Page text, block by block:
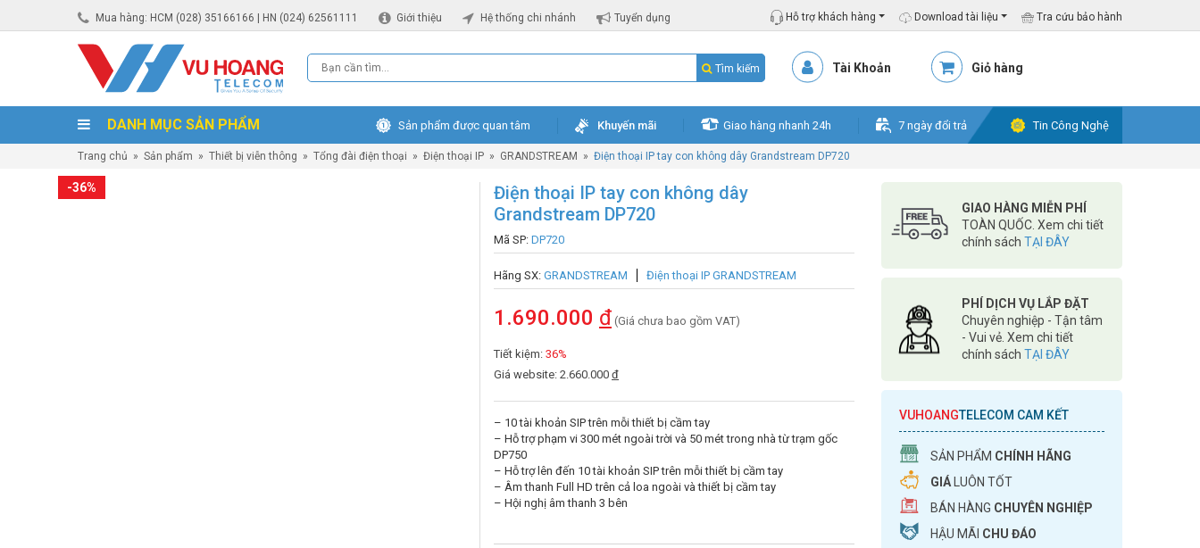
Mua hàng: HCM (028) 35166166 | HN (024) 62561111 Giới thiệu Hệ thống chi nhánh Tuyển dụng Hỗ trợ khách hàng Download tài liệu Tra cứu bảo hành
Tìm kiếm Tài Khoản Giỏ hàng
DANH MỤC SẢN PHẨM Sản phẩm được quan tâm Khuyến mãi Giao hàng nhanh 24h 7 ngày đổi trả Tin Công Nghệ
Trang chủ » Sản phẩm » Thiết bị viễn thông » Tổng đài điện thoại » Điện thoại IP » GRANDSTREAM » Điện thoại IP tay con không dây Grandstream DP720
-36%
Điện thoại IP tay con không dây
Grandstream DP720
Mã SP: DP720
Hãng SX: GRANDSTREAM Điện thoại IP GRANDSTREAM
1.690.000 đ (Giá chưa bao gồm VAT)
Tiết kiệm: 36%
Giá website: 2.660.000 đ
– 10 tài khoản SIP trên mỗi thiết bị cầm tay
– Hỗ trợ phạm vi 300 mét ngoài trời và 50 mét trong nhà từ trạm gốc
DP750
– Hỗ trợ lên đến 10 tài khoản SIP trên mỗi thiết bị cầm tay
– Âm thanh Full HD trên cả loa ngoài và thiết bị cầm tay
– Hội nghị âm thanh 3 bên
GIAO HÀNG MIỄN PHÍ
TOÀN QUỐC. Xem chi tiết
chính sách TẠI ĐÂY
PHÍ DỊCH VỤ LẮP ĐẶT
Chuyên nghiệp - Tận tâm
- Vui vẻ. Xem chi tiết
chính sách TẠI ĐÂY
VUHOANGTELECOM CAM KẾT
SẢN PHẨM CHÍNH HÃNG
GIÁ LUÔN TỐT
BÁN HÀNG CHUYÊN NGHIỆP
HẬU MÃI CHU ĐÁO